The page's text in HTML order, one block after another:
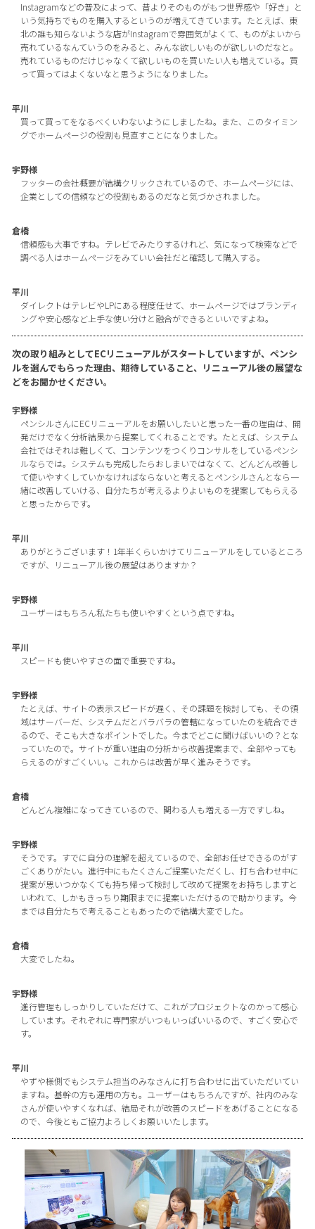
Instagramなどの普及によって、昔よりそのものがもつ世界感や「好き」と
いう気持ちでものを購入するというのが増えてきています。たとえば、東
北の誰も知らないような店がInstagramで雰囲気がよくて、ものがよいから
売れているなんていうのをみると、みんな欲しいものが欲しいのだなと。
売れているものだけじゃなくて欲しいものを買いたい人も増えている。買
って買ってはよくないなと思うようになりました。
平川
買って買ってをなるべくいわないようにしましたね。また、このタイミン
グでホームページの役割も見直すことになりました。
宇野様
フッターの会社概要が結構クリックされているので、ホームページには、
企業としての信頼などの役割もあるのだなと気づかされました。
倉橋
信頼感も大事ですね。テレビでみたりするけれど、気になって検索などで
調べる人はホームページをみていい会社だと確認して購入する。
平川
ダイレクトはテレビやLPにある程度任せて、ホームページではブランディ
ングや安心感など上手な使い分けと融合ができるといいですよね。
次の取り組みとしてECリニューアルがスタートしていますが、ペンシ
ルを選んでもらった理由、期待していること、リニューアル後の展望な
どをお聞かせください。
宇野様
ペンシルさんにECリニューアルをお願いしたいと思った一番の理由は、開
発だけでなく分析結果から提案してくれることです。たとえば、システム
会社ではそれは難しくて、コンテンツをつくりコンサルをしているペンシ
ルならでは。システムも完成したらおしまいではなくて、どんどん改善し
て使いやすくしていかなければならないと考えるとペンシルさんとなら一
緒に改善していける、自分たちが考えるよりよいものを提案してもらえる
と思ったからです。
平川
ありがとうございます！1年半くらいかけてリニューアルをしているところ
ですが、リニューアル後の展望はありますか？
宇野様
ユーザーはもちろん私たちも使いやすくという点ですね。
平川
スピードも使いやすさの面で重要ですね。
宇野様
たとえば、サイトの表示スピードが遅く、その課題を検討しても、その領
域はサーバーだ、システムだとバラバラの管轄になっていたのを統合でき
るので、そこも大きなポイントでした。今までどこに聞けばいいの？とな
っていたので。サイトが重い理由の分析から改善提案まで、全部やっても
らえるのがすごくいい。これからは改善が早く進みそうです。
倉橋
どんどん複雑になってきているので、関わる人も増える一方ですしね。
宇野様
そうです。すでに自分の理解を超えているので、全部お任せできるのがす
ごくありがたい。進行中にもたくさんご提案いただくし、打ち合わせ中に
提案が思いつかなくても持ち帰って検討して改めて提案をお持ちしますと
いわれて、しかもきっちり期限までに提案いただけるので助かります。今
までは自分たちで考えることもあったので結構大変でした。
倉橋
大変でしたね。
宇野様
進行管理もしっかりしていただけて、これがプロジェクトなのかって感心
しています。それぞれに専門家がいつもいっぱいいるので、すごく安心で
す。
平川
やずや様側でもシステム担当のみなさんに打ち合わせに出ていただいてい
ますね。基幹の方も運用の方も。ユーザーはもちろんですが、社内のみな
さんが使いやすくなれば、結局それが改善のスピードをあげることになる
ので、今後ともご協力よろしくお願いいたします。